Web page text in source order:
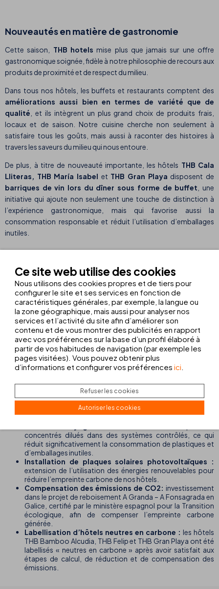
Nouveautés en matière de gastronomie
Cette saison, THB hotels mise plus que jamais sur une offre
gastronomique soignée, fidèle à notre philosophie de recours aux
produits de proximité et de respect du milieu.
Dans tous nos hôtels, les buffets et restaurants comptent des
améliorations aussi bien en termes de variété que de
qualité , et ils intègrent un plus grand choix de produits frais,
locaux et de saison. Notre cuisine cherche non seulement à
satisfaire tous les goûts, mais aussi à raconter des histoires à
travers les saveurs du milieu qui nous entoure.
De plus, à titre de nouveauté importante, les hôtels THB Cala
Lliteras, THB María Isabel et THB Gran Playa disposent de
barriques de vin lors du dîner sous forme de buffet , une
initiative qui ajoute non seulement une touche de distinction à
l’expérience gastronomique, mais qui favorise aussi la
consommation responsable et réduit l’utilisation d’emballages
inutiles.
Nous continuons à travailler pour améliorer chaque détail de
l’expérience de nos clients et avons intégré denouvelles
initiatives et des actions ECOqui renforcent notre
engagement en faveur de l’environnement et du tourisme
responsable. Voici quelques-unes des nouveautés de cette
année :
Pesage intelligent des déchets en temps réel :
système de bascules technologiques a été implanté afin de
suivre et d’analyser avec précision la production de déchets
dans les hôtels. Cela nous aide à mettre en œuvre des
mesures correctives plus efficaces et à réduire notre
impact.
concentrés dilués dans des systèmes contrôlés, ce qui
réduit significativement la consommation de plastiques et
d’emballages inutiles.
Installation de plaques solaires photovoltaïques :
extension de l’utilisation des énergies renouvelables pour
réduire l’empreinte carbone de nos hôtels.
Compensation des émissions de CO2: investissement
dans le projet de reboisement A Granda – A Fonsagrada en
Galice, certifié par le ministère espagnol pour la Transition
écologique, afin de compenser l’empreinte carbone
générée.
Labellisation d’hôtels neutres en carbone : les hôtels
THB Bamboo Alcudia, THB Felip et THB Gran Playa ont été
labellisés « neutres en carbone » après avoir satisfait aux
étapes de calcul, de réduction et de compensation des
émissions.
Ce site web utilise des cookies
Nous utilisons des cookies propres et de tiers pour
configurer le site et ses services en fonction de
caractéristiques générales, par exemple, la langue ou
la zone géographique, mais aussi pour analyser nos
services et l’activité du site afin d’améliorer son
contenu et de vous montrer des publicités en rapport
avec vos préférences sur la base d’un profil élaboré à
partir de vos habitudes de navigation (par exemple les
pages visitées). Vous pouvez obtenir plus
d’informations et configurer vos préférences ici.
Refuser les cookies
Autoriser les cookies